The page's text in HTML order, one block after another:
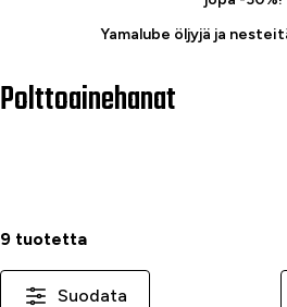
Yamalube öljyjä ja
Polttoainehanat
9 tuotetta
Suodata